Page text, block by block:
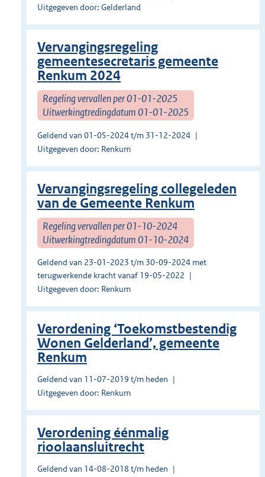
Uitgegeven door: Gelderland
Vervangingsregeling
gemeentesecretaris gemeente
Renkum 2024
Regeling vervallen per 01-01-2025
Uitwerkingtredingdatum 01-01-2025
Geldend van 01-05-2024 t/m 31-12-2024
Uitgegeven door: Renkum
Vervangingsregeling collegeleden
van de Gemeente Renkum
Regeling vervallen per 01-10-2024
Uitwerkingtredingdatum 01-10-2024
Geldend van 23-01-2023 t/m 30-09-2024 met
terugwerkende kracht vanaf 19-05-2022
Uitgegeven door: Renkum
Verordening ‘Toekomstbestendig
Wonen Gelderland’, gemeente
Renkum
Geldend van 11-07-2019 t/m heden
Uitgegeven door: Renkum
Verordening éénmalig
rioolaansluitrecht
Geldend van 14-08-2018 t/m heden